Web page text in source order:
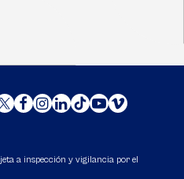
a inspección y vigilancia por el